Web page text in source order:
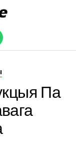
Па